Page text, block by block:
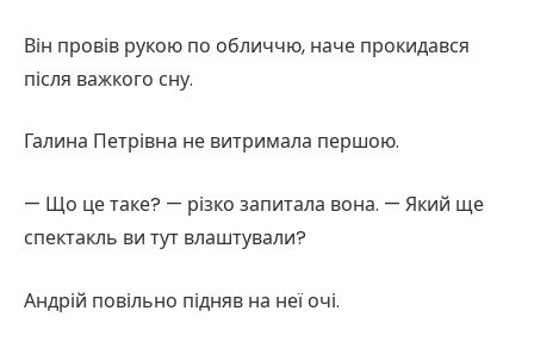
Він провів рукою по обличчю, наче прокидався
після важкого сну.
Галина Петрівна не витримала першою.
— Що це таке? — різко запитала вона. — Який ще
спектакль ви тут влаштували?
Андрій повільно підняв на неї очі.